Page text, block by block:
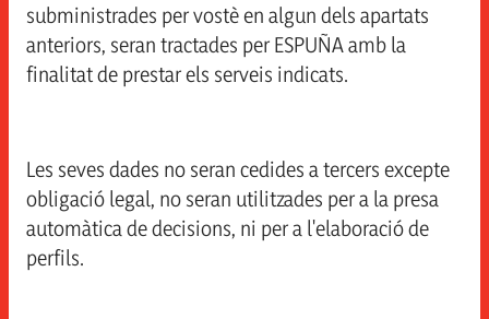
subministrades per vostè en algun dels apartats
anteriors, seran tractades per ESPUÑA amb la
finalitat de prestar els serveis indicats.
Les seves dades no seran cedides a tercers excepte
obligació legal, no seran utilitzades per a la presa
automàtica de decisions, ni per a l'elaboració de
perfils.